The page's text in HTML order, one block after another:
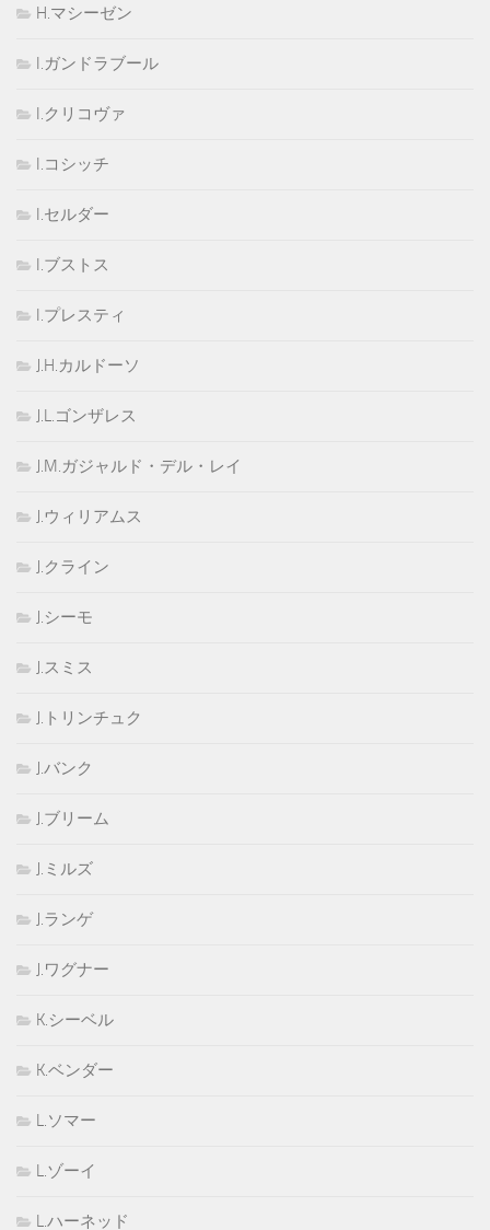
H.マシーゼン
I.ガンドラブール
I.クリコヴァ
I.コシッチ
I.セルダー
I.ブストス
I.プレスティ
J.H.カルドーソ
J.L.ゴンザレス
J.M.ガジャルド・デル・レイ
J.ウィリアムス
J.クライン
J.シーモ
J.スミス
J.トリンチュク
J.バンク
J.ブリーム
J.ミルズ
J.ランゲ
J.ワグナー
K.シーベル
K.ベンダー
L.ソマー
L.ゾーイ
L.ハーネッド